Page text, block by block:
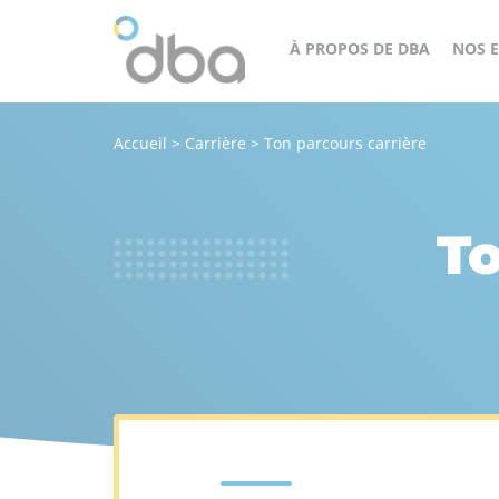
À PROPOS DE DBA
Un
de
NOS
Accueil > Carrière > Ton parcours carrière